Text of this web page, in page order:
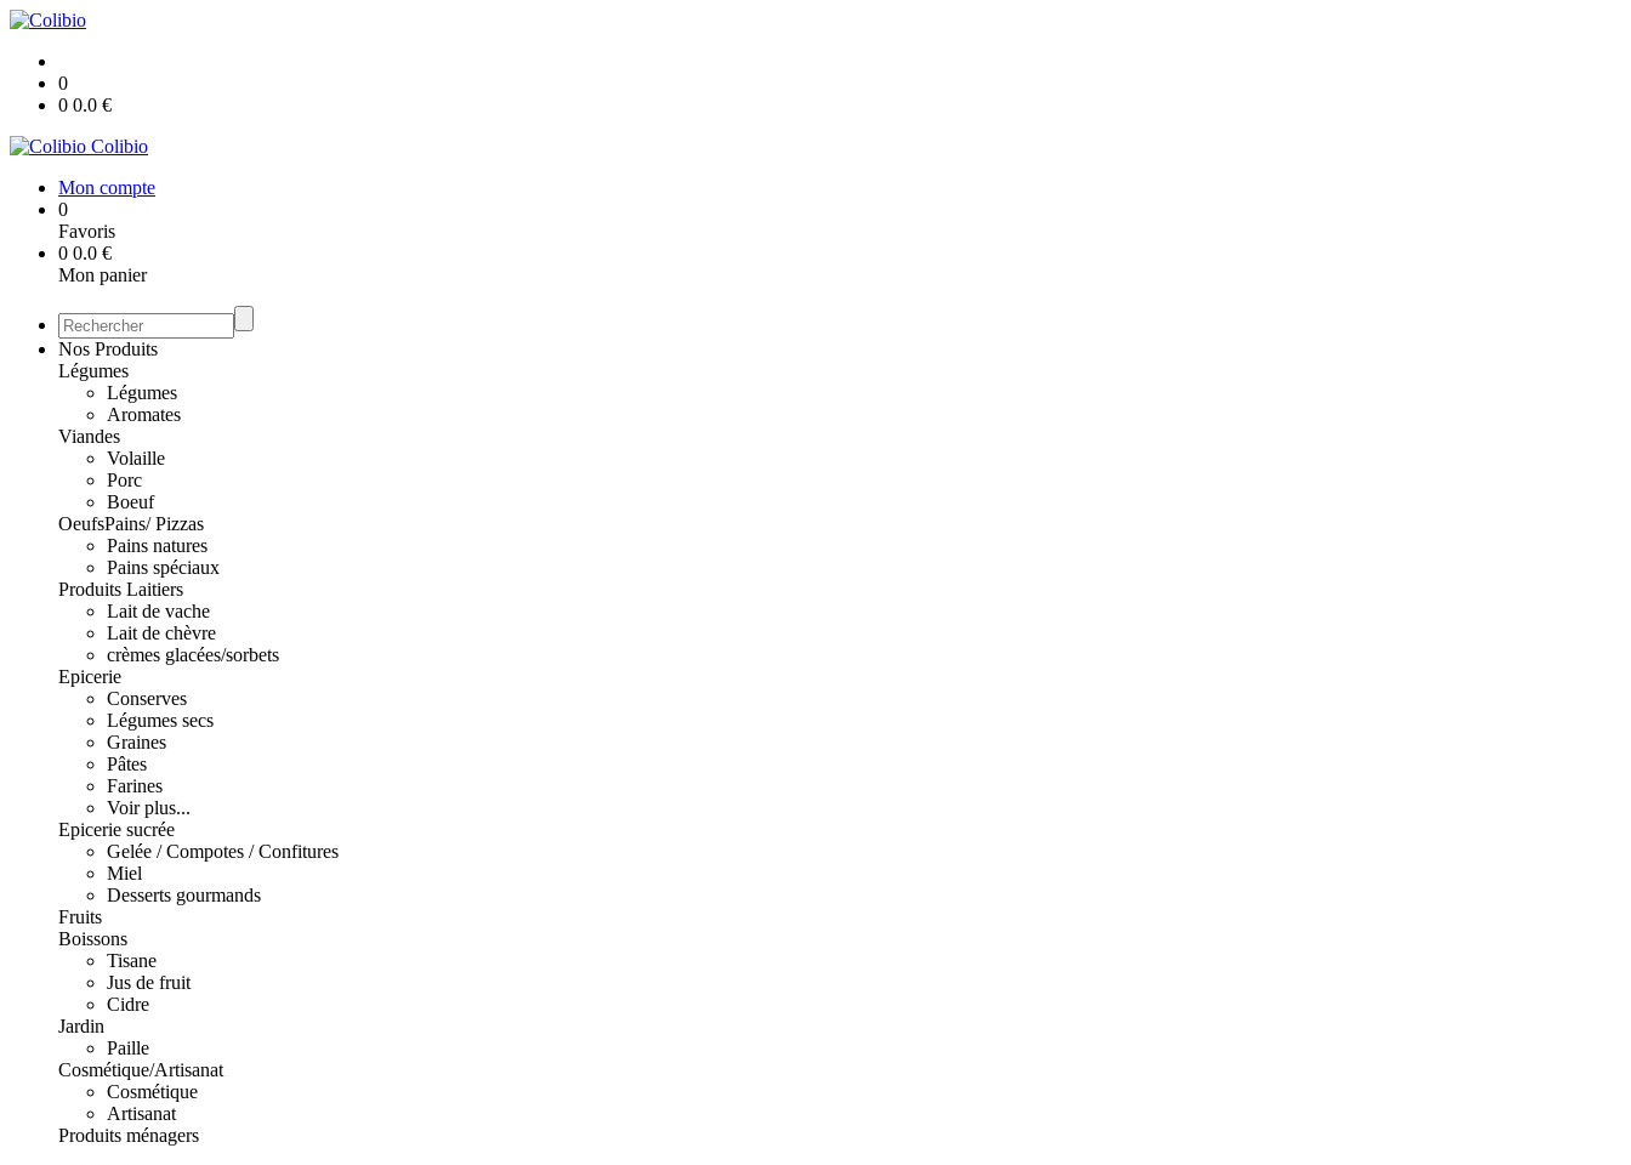
0
0 0.0 €
Colibio
Mon compte
0
Favoris
0 0.0 €
Mon panier
Nos Produits
Légumes
Légumes
Aromates
Viandes
Volaille
Porc
Boeuf
OeufsPains/ Pizzas
Pains natures
Pains spéciaux
Produits Laitiers
Lait de vache
Lait de chèvre
crèmes glacées/sorbets
Epicerie
Conserves
Légumes secs
Graines
Pâtes
Farines
Voir plus...
Epicerie sucrée
Gelée / Compotes / Confitures
Miel
Desserts gourmands
Fruits
Boissons
Tisane
Jus de fruit
Cidre
Jardin
Paille
Cosmétique/Artisanat
Cosmétique
Artisanat
Produits ménagers